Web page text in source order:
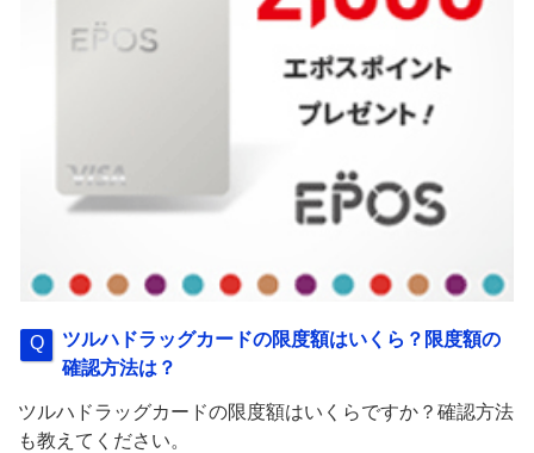
ツルハドラッグカードの限度額はいくら？限度額の
確認方法は？
ツルハドラッグカードの限度額はいくらですか？確認方法
も教えてください。